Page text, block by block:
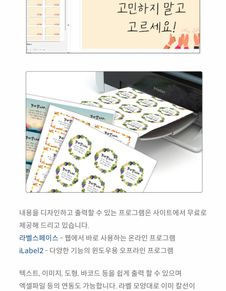
내용을 디자인하고 출력할 수 있는 프로그램은 사이트에서 무료로
제공해 드리고 있습니다.
라벨스페이스 - 웹에서 바로 사용하는 온라인 프로그램
iLabel2- 다양한 기능의 윈도우용 오프라인 프로그램
텍스트, 이미지, 도형, 바코드 등을 쉽게 출력 할 수 있으며
엑셀파일 등의 연동도 가능합니다. 라벨 모양대로 이미 칼선이